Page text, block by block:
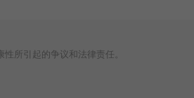
所引起的争议和法律责任。